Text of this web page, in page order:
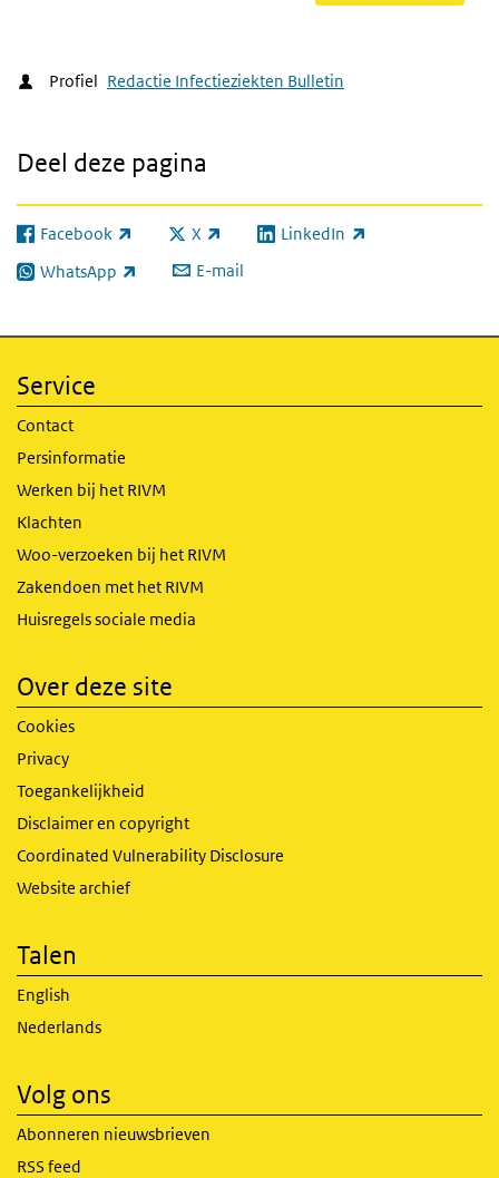
Profiel Redactie Infectieziekten Bulletin
Deel deze pagina
Facebook
(externe link) X
(externe link) LinkedIn
(externe link)
WhatsApp
(externe link) E-mail
Service
Contact
Persinformatie
Werken bij het RIVM
Klachten
Woo-verzoeken bij het RIVM
Zakendoen met het RIVM
Huisregels sociale media
Over deze site
Cookies
Privacy
Toegankelijkheid
Disclaimer en copyright
Coordinated Vulnerability Disclosure
Website archief
Talen
English
Nederlands
Volg ons
Abonneren nieuwsbrieven
RSS feed